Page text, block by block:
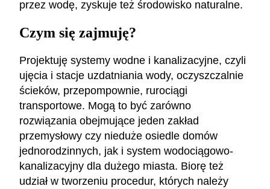
przez wodę, zyskuje też środowisko naturalne.
Czym się zajmuję?
Projektuję systemy wodne i kanalizacyjne, czyli
ujęcia i stacje uzdatniania wody, oczyszczalnie
ścieków, przepompownie, rurociągi
transportowe. Mogą to być zarówno
rozwiązania obejmujące jeden zakład
przemysłowy czy nieduże osiedle domów
jednorodzinnych, jak i system wodociągowo-
kanalizacyjny dla dużego miasta. Biorę też
udział w tworzeniu procedur, których należy